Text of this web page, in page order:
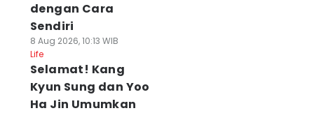
dengan Cara
Sendiri
8 Aug 2026, 10:13 WIB
Life
Selamat! Kang
Kyun Sung dan Yoo
Ha Jin Umumkan